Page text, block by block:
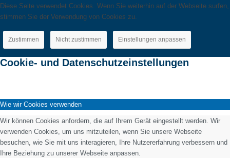
Diese Seite verwendet Cookies. Wenn Sie weiterhin auf der Webseite surfen,
stimmen Sie der Verwendung von Cookies zu.
Zustimmen Nicht zustimmen Einstellungen anpassen
Cookie- und Datenschutzeinstellungen
Wie wir Cookies verwenden
Wir können Cookies anfordern, die auf Ihrem Gerät eingestellt werden. Wir
verwenden Cookies, um uns mitzuteilen, wenn Sie unsere Webseite
besuchen, wie Sie mit uns interagieren, Ihre Nutzererfahrung verbessern und
Ihre Beziehung zu unserer Webseite anpassen.